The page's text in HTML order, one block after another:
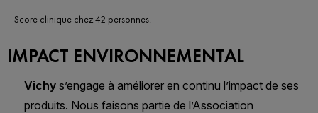
Score clinique chez 42 personnes.
IMPACT ENVIRONNEMENTAL